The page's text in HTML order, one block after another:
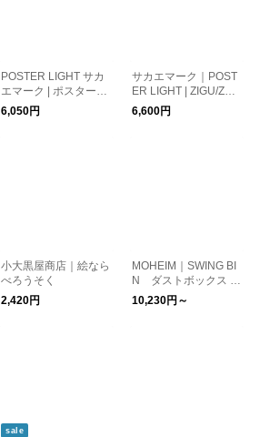
POSTER LIGHT サカ
エマーク | ポスターラ
イト / ポスター型照
明 unpisデザイン
6,050円
サカエマーク｜POST
ER LIGHT | ZIGU/ZAG
U/GIZA ポスターライ
ト ポスター型照明
6,600円
小大黒屋商店｜絵なら
べろうそく
2,420円
MOHEIM｜SWING BI
N ダストボックス ゴ
ミ箱（Mサイズ/８L）
10,230円～
sale